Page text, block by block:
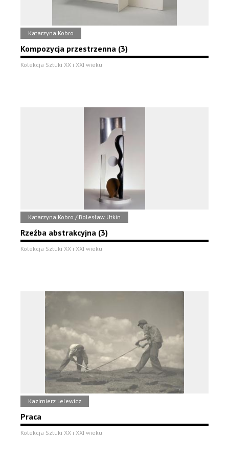
Katarzyna Kobro
Kompozycja przestrzenna (3)
Kolekcja Sztuki XX i XXI wieku
Katarzyna Kobro / Bolesław Utkin
Rzeźba abstrakcyjna (3)
Kolekcja Sztuki XX i XXI wieku
Kazimierz Lelewicz
Praca
Kolekcja Sztuki XX i XXI wieku